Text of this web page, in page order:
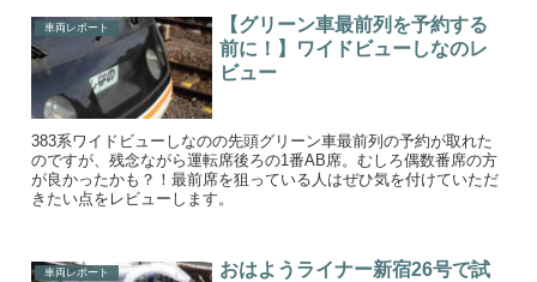
車両レポート
【グリーン車最前列を予約する
前に！】ワイドビューしなのレ
ビュー
383系ワイドビューしなのの先頭グリーン車最前列の予約が取れた
のですが、残念ながら運転席後ろの1番AB席。むしろ偶数番席の方
が良かったかも？！最前席を狙っている人はぜひ気を付けていただ
きたい点をレビューします。
車両レポート
おはようライナー新宿26号で試